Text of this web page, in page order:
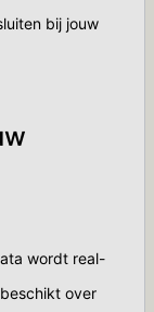
bij jouw
wordt real-
over